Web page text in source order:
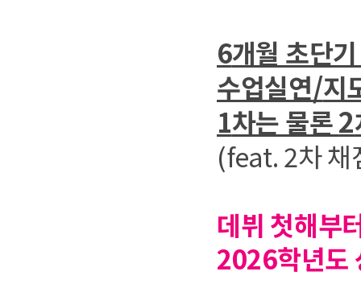
7월 기출분석
8월 특강
6개월 초단
수업실연/지
1차는 물론2
(feat. 2차
데뷔 첫해부
2026학년도